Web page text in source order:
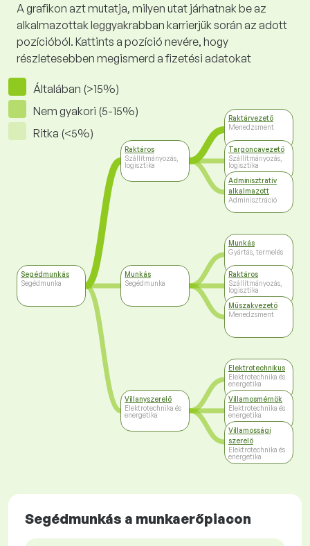
A grafikon azt mutatja, milyen utat járhatnak be az
alkalmazottak leggyakrabban karrierjük során az adott
pozícióból. Kattints a pozíció nevére, hogy
részletesebben megismerd a fizetési adatokat
Általában (>15%)
Nem gyakori (5-15%)
Ritka (<5%)
Segédmunkás
Segédmunka
Raktáros
Szállítmányozás,
logisztika
Munkás
Segédmunka
Villanyszerelő
Elektrotechnika és
energetika
Raktárvezető
Menedzsment
Targoncavezető
Szállítmányozás,
logisztika
Adminisztratív
alkalmazott
Adminisztráció
Munkás
Gyártás, termelés
Raktáros
Szállítmányozás,
logisztika
Műszakvezető
Menedzsment
Elektrotechnikus
Elektrotechnika és
energetika
Villamosmérnök
Elektrotechnika és
energetika
Villamossági
szerelő
Elektrotechnika és
energetika
Segédmunkás a munkaerőpiacon